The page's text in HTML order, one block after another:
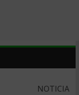
NOTICIA